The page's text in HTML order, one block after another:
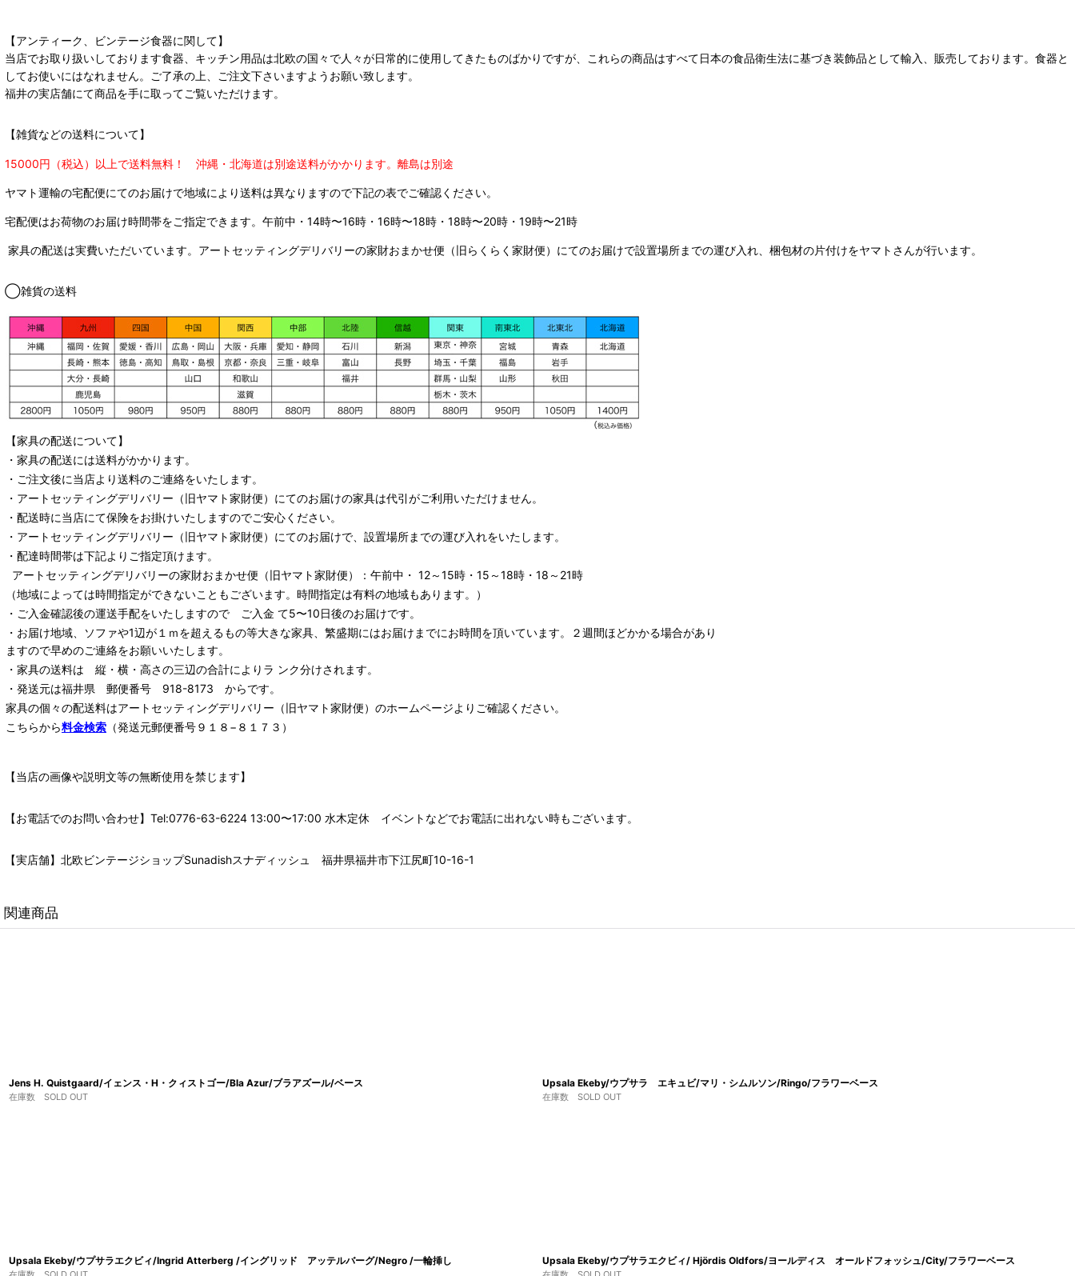
【アンティーク、ビンテージ食器に関して】
当店でお取り扱いしております食器、キッチン用品は北欧の国々で人々が日常的に使用してきたものばかりですが、これらの商品はすべて日本の食品衛生法に基づき装飾品として輸入、販売しております。食器と
してお使いにはなれません。ご了承の上、ご注文下さいますようお願い致します。
福井の実店舗にて商品を手に取ってご覧いただけます。
【雑貨などの送料について】
15000円（税込）以上で送料無料！ 沖縄・北海道は別途送料がかかります。 離島は別途
ヤマト運輸の宅配便にてのお届けで地域により送料は異なりますので下記の表でご確認ください。
宅配便はお荷物のお届け時間帯をご指定できます。 午前中・14時〜16時・16時〜18時・18時〜20時・19時〜21時
家具の配送は実費いただいています。アートセッティングデリバリーの家財おまかせ便（旧らくらく家財便）にてのお届けで設置場所までの運び入れ、梱包材の片付けをヤマトさんが行います。
◯雑貨の送料
【家具の配送について】
・家具の配送には送料がかかります。
・ご注文後に当店より送料のご連絡をいたします。
・ アートセッティングデリバリー （旧ヤマト家財便） にてのお届けの家具は代引がご利用いただけません。
・配送時に当店にて保険をお掛けいたしますのでご安心ください。
・ アートセッティングデリバリー （旧ヤマト家財便） にてのお届けで、設置場所までの運び入れをいたします。
・配達時間帯は下記よりご指定頂けます。
アートセッティングデリバリーの家財おまかせ便 （旧ヤマト家財便）：午前中・ 12～15時・15～18時・18～21時
（地域によっては時間指定ができないこともございます。時間指定は有料の地域もあります。）
・ご入金確認後の運送手配をいたしますので ご入金 て5〜10日後のお届けです。
・お届け地域、ソファや1辺が１ｍを超えるもの等大きな家具、繁盛期にはお届けまでにお時間を頂いています。２週間ほどかかる場合があり
ますので早めのご連絡をお願いいたします。
・家具の送料は 縦・横・高さの三辺の合計によりラ ンク分けされます。
・発送元は福井県 郵便番号 918-8173 からです。
家具の個々の配送料はアートセッティングデリバリー （旧ヤマト家財便） のホームページよりご確認ください。
こちらから料金検索 （発送元郵便番号９１８−８１７３）
【当店の画像や説明文等の無断使用を禁じます】
【お電話でのお問い合わせ】Tel:0776-63-6224 13:00〜17:00 水木定休 イベントなどでお電話に出れない時もございます。
【実店舗】北欧ビンテージショップSunadishスナディッシュ 福井県福井市下江尻町10-16-1
関連商品
Jens H. Quistgaard/イェンス・H・クィストゴー/Bla Azur/ブラアズール/ベース
在庫数 SOLD OUT
Upsala Ekeby/ウプサラ エキュビ/マリ・シムルソン/Ringo/フラワーベース
在庫数 SOLD OUT
Upsala Ekeby/ウプサラエクビィ/Ingrid Atterberg /イングリッド アッテルバーグ/Negro /一輪挿し Upsala Ekeby/ウプサラエクビィ/ Hjördis Oldfors/ヨールディス オールドフォッシュ/City/フラワーベース